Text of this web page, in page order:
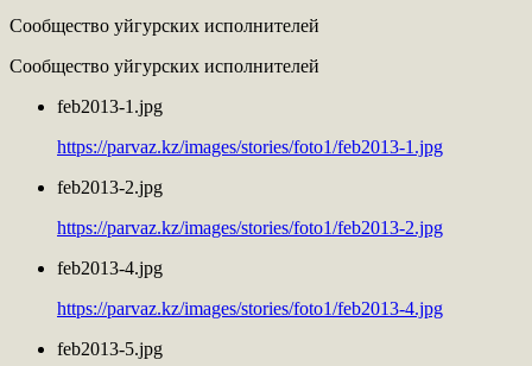
Сообщество уйгурских исполнителей
Сообщество уйгурских исполнителей
feb2013-1.jpg
https://parvaz.kz/images/stories/foto1/feb2013-1.jpg
feb2013-2.jpg
https://parvaz.kz/images/stories/foto1/feb2013-2.jpg
feb2013-4.jpg
https://parvaz.kz/images/stories/foto1/feb2013-4.jpg
feb2013-5.jpg